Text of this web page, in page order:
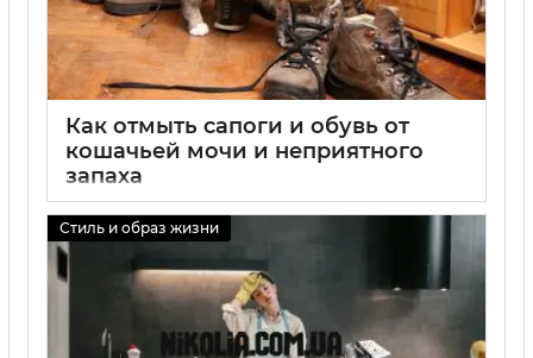
Как отмыть сапоги и обувь от
кошачьей мочи и неприятного
запаха
01 09 2025 0
Стиль и образ жизни